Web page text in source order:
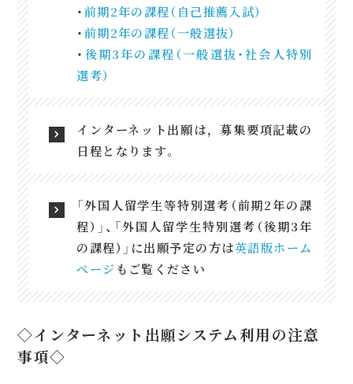
・前期2年の課程（自己推薦入試）
・前期2年の課程（一般選抜）
・ 後期3年の課程（一般選抜・社会人特別
選考）
インターネット出願は，募集要項記載の
日程となります。
「外国人留学生等特別選考（前期2年の課
程）」、「外国人留学生特別選考（後期3年
の課程）」に出願予定の方は英語版ホーム
ページ もご覧ください
◇インターネット出願システム利用の注意
事項◇